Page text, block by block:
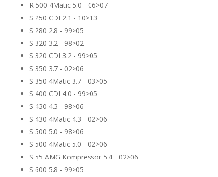
R 500 4Matic 5.0 - 06>07
S 250 CDI 2.1 - 10>13
S 280 2.8 - 99>05
S 320 3.2 - 98>02
S 320 CDI 3.2 - 99>05
S 350 3.7 - 02>06
S 350 4Matic 3.7 - 03>05
S 400 CDI 4.0 - 99>05
S 430 4.3 - 98>06
S 430 4Matic 4.3 - 02>06
S 500 5.0 - 98>06
S 500 4Matic 5.0 - 02>06
S 55 AMG Kompressor 5.4 - 02>06
S 600 5.8 - 99>05